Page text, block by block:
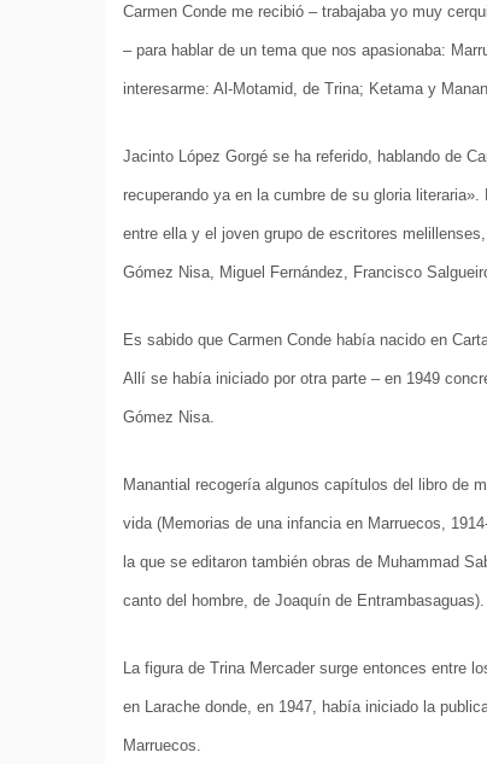
Carmen Conde me recibió – trabajaba yo muy
– para hablar de un tema que nos apasionaba:
interesarme: Al-Motamid, de Trina; Ketama y
Jacinto López Gorgé se ha referido, hablando de
recuperando ya en la cumbre de su gloria
entre ella y el joven grupo de escritores
Gómez Nisa, Miguel Fernández, Francisco
Es sabido que Carmen Conde había nacido en
Allí se había iniciado por otra parte – en 1949
Gómez Nisa.
Manantial recogería algunos capítulos del libro de
vida (Memorias de una infancia en Marruecos,
la que se editaron también obras de Muhammad
canto del hombre, de Joaquín de Entrambasaguas).
La figura de Trina Mercader surge entonces
en Larache donde, en 1947, había iniciado la
Marruecos.